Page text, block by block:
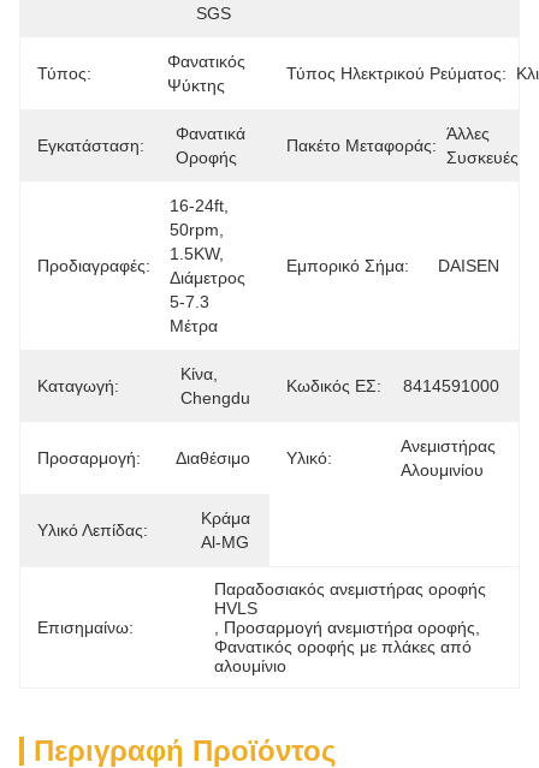
SGS
Τύπος:
Φανατικός
Ψύκτης
Τύπος Ηλεκτρικού Ρεύματος:
Εγκατάσταση:
Φανατικά
Οροφής
Πακέτο Μεταφοράς:
Άλλες
Συσκευές
Προδιαγραφές:
16-24ft,
50rpm,
1.5KW,
Διάμετρος
5-7.3
Μέτρα
Εμπορικό Σήμα: DAISEN
Καταγωγή:
Κίνα,
Chengdu
Κωδικός ΕΣ: 8414591000
Προσαρμογή: Διαθέσιμο Υλικό:
Ανεμιστήρας
Αλουμινίου
Υλικό Λεπίδας:
Κράμα
Al-MG
Επισημαίνω:
Παραδοσιακός ανεμιστήρας οροφής
HVLS
Προσαρμογή ανεμιστήρα οροφής
Φανατικός οροφής με πλάκες από
αλουμίνιο
Περιγραφή Προϊόντος